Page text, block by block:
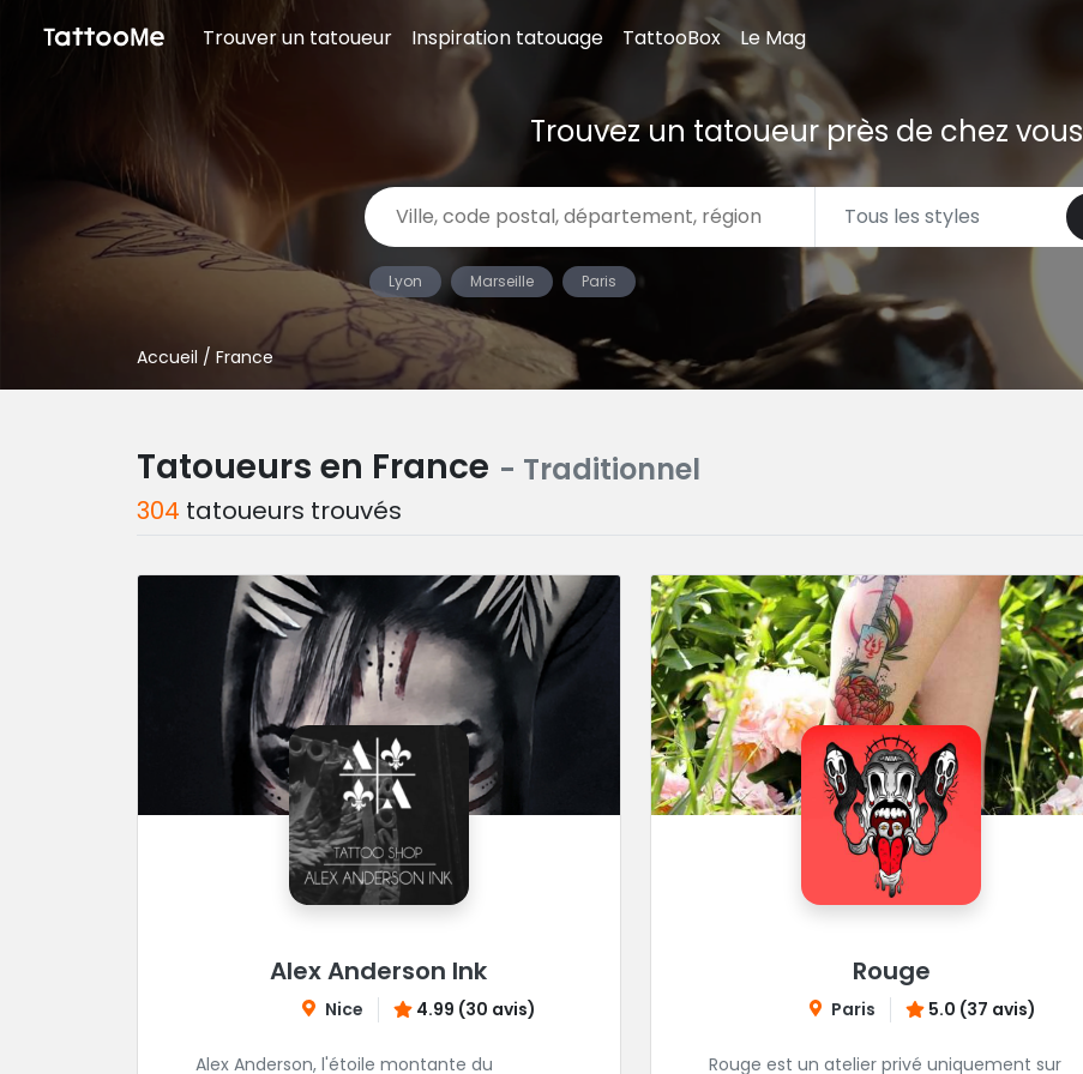
Trouver un tatoueur Inspiration tatouage TattooBox Le Mag
Trouvez un tatoueur près de chez vous
Lyon Marseille Paris
Accueil / France
Tatoueurs en France - Traditionnel
304 tatoueurs trouvés
Alex Anderson Ink
Nice 4.99 (30 avis)
Alex Anderson, l'étoile montante du
Rouge
Paris 5.0 (37 avis)
Rouge est un atelier privé uniquement sur